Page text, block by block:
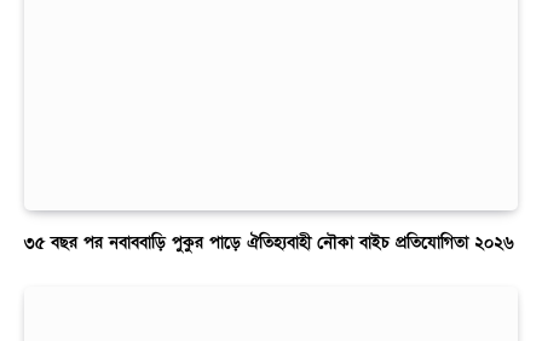
৩৫ বছর পর নবাববাড়ি পুকুর পাড়ে ঐতিহ্যবাহী নৌকা বাইচ প্রতিযোগিতা ২০২৬